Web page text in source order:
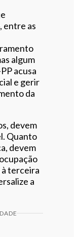
entre as
algum
acusa
e gerir
da
devem
Quanto
devem
terceira
a